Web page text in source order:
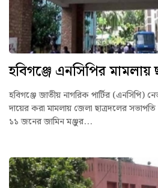
হবিগঞ্জে এনসিপির মামলায়
হবিগঞ্জে জাতীয় নাগরিক পার্টির (এনসিপি)
দায়ের করা মামলায় জেলা ছাত্রদলের
১১ জনের জামিন মঞ্জুর...